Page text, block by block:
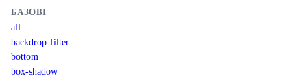
БАЗОВІ
all
backdrop-filter
bottom
box-shadow